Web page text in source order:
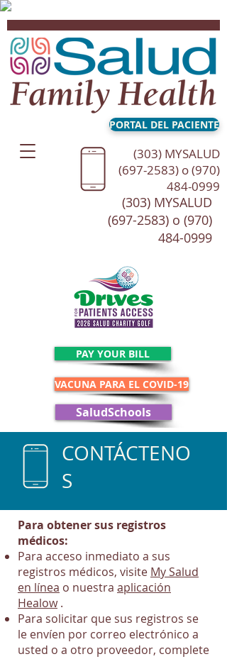
PORTAL DEL PACIENTE
(303) MYSALUD
(697-2583) o (970)
484-0999
PAY YOUR BILL
VACUNA PARA EL COVID-19
SaludSchools
(303) MYSALUD
(697-2583) o (970)
484-0999
CONTÁCTENO
S
Para obtener sus registros
médicos:
Para acceso inmediato a sus
registros médicos, visite My Salud
en línea o nuestra aplicación
Healow.
Para solicitar que sus registros se
le envíen por correo electrónico a
usted o a otro proveedor, complete